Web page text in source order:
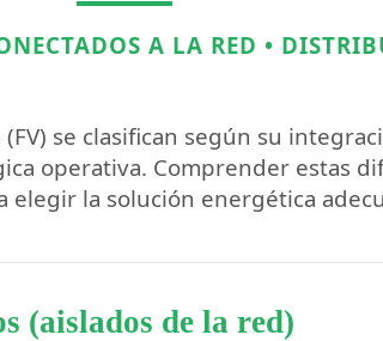
A LA RED •
se clasifican según su
operativa. Comprender estas
elegir la solución energética
(aislados de la red)